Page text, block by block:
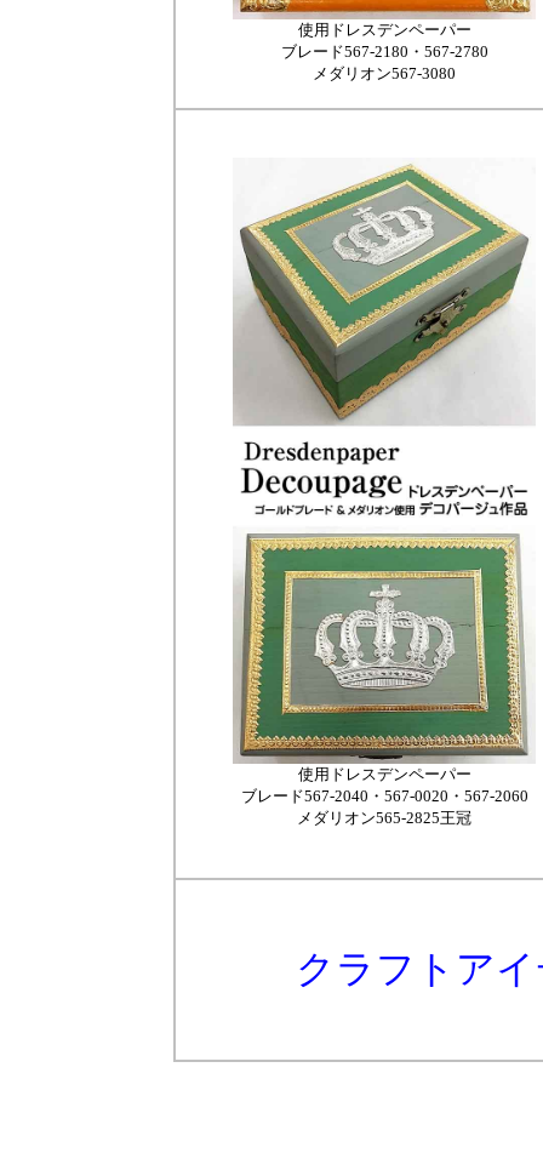
使用ドレスデンペーパー
ブレード567-2180・567-2780
メダリオン567-3080
使用ドレスデンペーパー
ブレード567-2040・567-0020・567-2060
メダリオン565-2825王冠
クラフトア